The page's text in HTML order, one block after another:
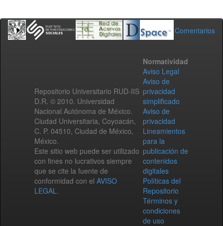
Comentarios
Repositorio Universitario RUD-IIS
D.R. © 2010. Universidad
Nacional Autónoma de México.
Ciudad Universitaria, Coyoacán,
C. P. 04510, Ciudad de México,
México.
Este sitio web puede ser utilizado
con fines no lucrativos siempre
que se cite la fuente de
conformidad con el AVISO
LEGAL.
Normatividad
Aviso Legal
Aviso de
privacidad
simplificado
Aviso de
privacidad
Lineamientos
para la
publicación de
contenidos
digitales
Políticas del
Repositorio
Términos y
condiciones
de uso